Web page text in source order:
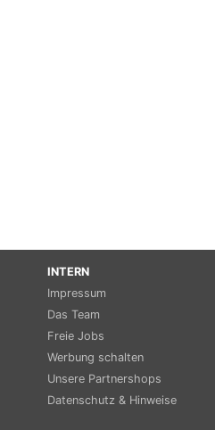
INTERN
Impressum
Das Team
Freie Jobs
Werbung schalten
Unsere Partnershops
Datenschutz & Hinweise